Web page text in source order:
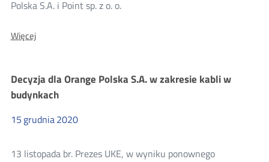
Polska S.A. i Point sp. z o. o.
WięcejO:
Polska
S.A.
zmieniające
dostępu
kablowej
Decyzja dla Orange Polska S.A. w zakresie kabli w
budynkach
15 grudnia2020
13 listopada br. Prezes UKE, w wyniku ponownego